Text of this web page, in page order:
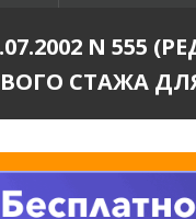
N 555
СТАЖА